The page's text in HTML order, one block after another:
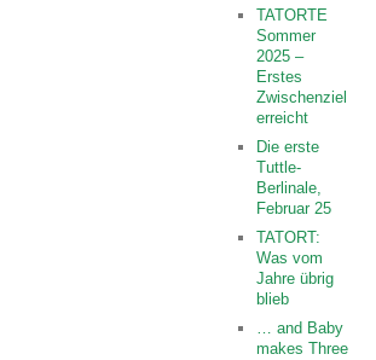
TATORTE
Sommer
2025 –
Erstes
Zwischenziel
erreicht
Die erste
Tuttle-
Berlinale,
Februar 25
TATORT:
Was vom
Jahre übrig
blieb
… and Baby
makes Three